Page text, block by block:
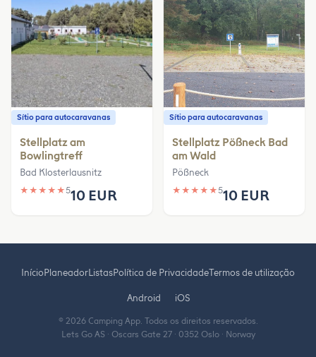
Sítio para autocaravanas
Stellplatz am
Bowlingtreff
Bad Klosterlausnitz
★ ★ ★ ★ ★510 EUR
Sítio para autocaravanas
Stellplatz Pößneck Bad
am Wald
Pößneck
★ ★ ★ ★ ★510 EUR
Início PlaneadorListasPolítica de PrivacidadeTermos de utilização
Android iOS
© 2026 Camping App. Todos os direitos reservados.
Lets Go AS · Oscars Gate 27 · 0352 Oslo · Norway